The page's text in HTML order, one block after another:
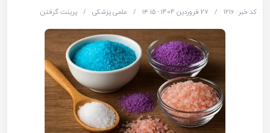
کد خبر: 1216 / 27 فروردین 1404 - ۱۴:۱۵ / علمی پزشکی / پرینت گرفتن